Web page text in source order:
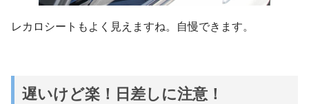
レカロシートもよく見えますね。自慢できます。
遅いけど楽！日差しに注意！